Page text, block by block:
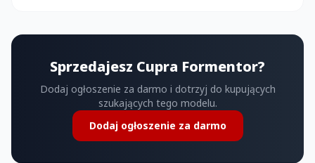
Sprzedajesz Cupra Formentor?
Dodaj ogłoszenie za darmo i dotrzyj do kupujących
szukających tego modelu.
Dodaj ogłoszenie za darmo